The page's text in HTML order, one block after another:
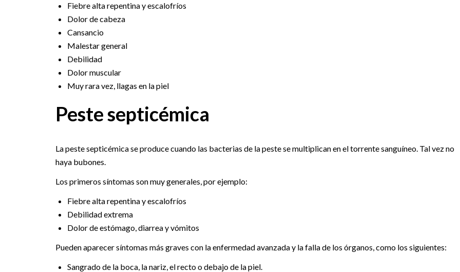
Fiebre alta repentina y escalofríos
Dolor de cabeza
Cansancio
Malestar general
Debilidad
Dolor muscular
Muy rara vez, llagas en la piel
Peste septicémica
La peste septicémica se produce cuando las bacterias de la peste se multiplican en el torrente sanguíneo. Tal vez no
haya bubones.
Los primeros síntomas son muy generales, por ejemplo:
Fiebre alta repentina y escalofríos
Debilidad extrema
Dolor de estómago, diarrea y vómitos
Pueden aparecer síntomas más graves con la enfermedad avanzada y la falla de los órganos, como los siguientes:
Sangrado de la boca, la nariz, el recto o debajo de la piel.